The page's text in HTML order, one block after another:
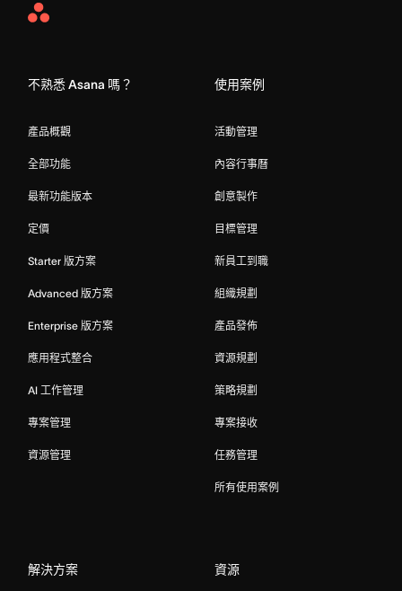
Asana
不熟悉 Asana 嗎？
產品概觀
全部功能
最新功能版本
定價
Starter 版方案
Advanced 版方案
Enterprise 版方案
應用程式整合
AI 工作管理
專案管理
資源管理
使用案例
活動管理
內容行事曆
創意製作
目標管理
新員工到職
組織規劃
產品發佈
資源規劃
策略規劃
專案接收
任務管理
所有使用案例
解決方案 資源